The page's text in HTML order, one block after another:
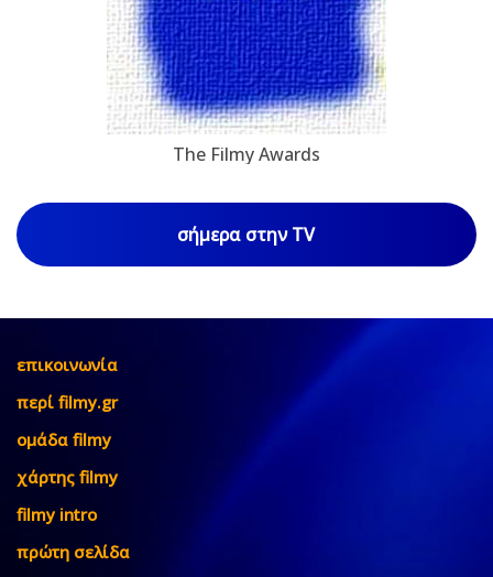
The Filmy Awards
σήμερα στην TV
επικοινωνία
περί filmy.gr
ομάδα filmy
χάρτης filmy
filmy intro
πρώτη σελίδα